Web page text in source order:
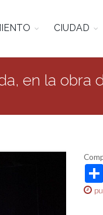
CIUDAD
en la obra